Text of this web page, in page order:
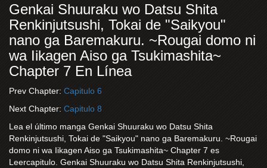
Genkai Shuuraku wo Datsu Shita
Renkinjutsushi, Tokai de "Saikyou"
nano ga Baremakuru. ~Rougai domo ni
wa Iikagen Aiso ga Tsukimashita~
Chapter 7 En Línea
Prev Chapter: Capitulo 6
Next Chapter: Capitulo 8
Lea el último manga Genkai Shuuraku wo Datsu Shita
Renkinjutsushi, Tokai de "Saikyou" nano ga Baremakuru. ~Rougai
domo ni wa Iikagen Aiso ga Tsukimashita~ Chapter 7 es
Leercapitulo. Genkai Shuuraku wo Datsu Shita Renkinjutsushi,